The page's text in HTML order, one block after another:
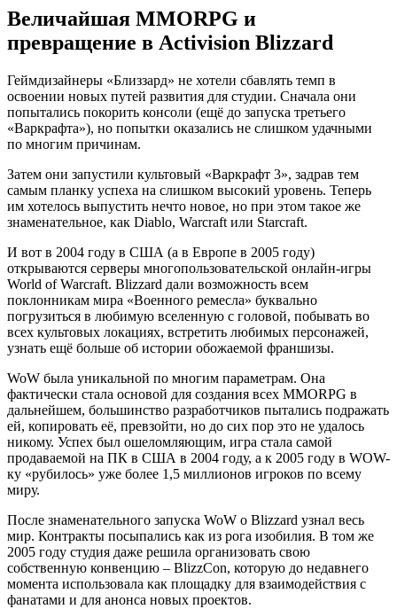
Величайшая MMORPG и
превращение в Activision Blizzard
Геймдизайнеры «Близзард» не хотели сбавлять темп в
освоении новых путей развития для студии. Сначала они
попытались покорить консоли (ещё до запуска третьего
«Варкрафта»), но попытки оказались не слишком удачными
по многим причинам.
Затем они запустили культовый «Варкрафт 3», задрав тем
самым планку успеха на слишком высокий уровень. Теперь
им хотелось выпустить нечто новое, но при этом такое же
знаменательное, как Diablo, Warcraft или Starcraft.
И вот в 2004 году в США (а в Европе в 2005 году)
открываются серверы многопользовательской онлайн-игры
World of Warcraft. Blizzard дали возможность всем
поклонникам мира «Военного ремесла» буквально
погрузиться в любимую вселенную с головой, побывать во
всех культовых локациях, встретить любимых персонажей,
узнать ещё больше об истории обожаемой франшизы.
WoW была уникальной по многим параметрам. Она
фактически стала основой для создания всех MMORPG в
дальнейшем, большинство разработчиков пытались подражать
ей, копировать её, превзойти, но до сих пор это не удалось
никому. Успех был ошеломляющим, игра стала самой
продаваемой на ПК в США в 2004 году, а к 2005 году в WOW-
ку «рубилось» уже более 1,5 миллионов игроков по всему
миру.
После знаменательного запуска WoW о Blizzard узнал весь
мир. Контракты посыпались как из рога изобилия. В том же
2005 году студия даже решила организовать свою
собственную конвенцию – BlizzCon, которую до недавнего
момента использовала как площадку для взаимодействия с
фанатами и для анонса новых проектов.